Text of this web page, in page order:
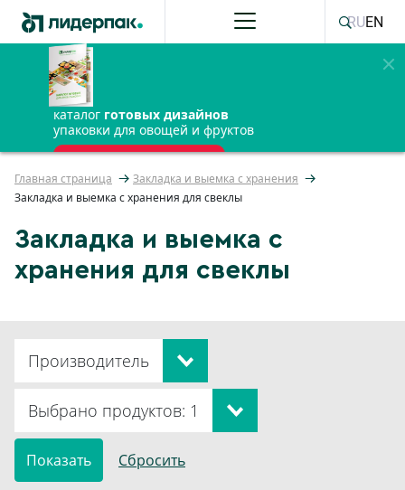
каталог готовых дизайнов
упаковки для овощей и фруктов
ПОЛУЧИТЬ БЕСПЛАТНО
RUEN
Главная страница
Закладка и выемка с хранения
Закладка и выемка с хранения для свеклы
Закладка и выемка с
хранения для свеклы
Производитель
Выбрано продуктов: 1